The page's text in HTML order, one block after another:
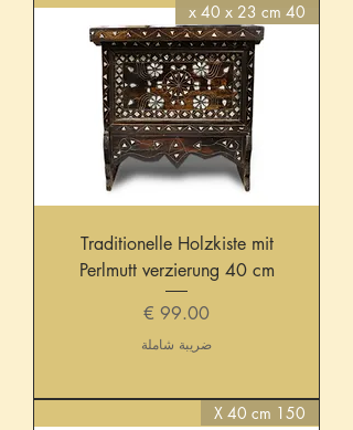
40 x 40 x 23 cm
Traditionelle Holzkiste mit
Perlmutt verzierung 40 cm
السعر
ضريبة شاملة
150 X 40 cm